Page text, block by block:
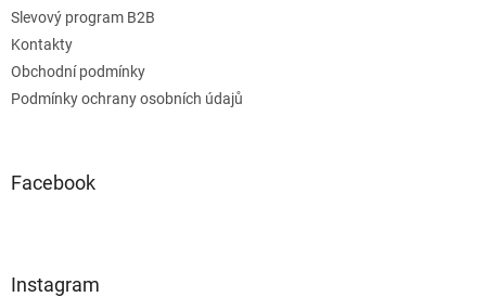
Slevový program B2B
Kontakty
Obchodní podmínky
Podmínky ochrany osobních údajů
Facebook
Instagram